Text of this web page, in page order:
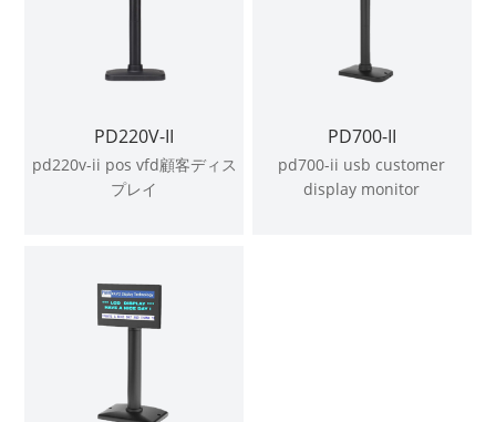
PD220V-II
pd220v-ii pos vfd顧客ディス
プレイ
PD700-II
pd700-ii usb customer
display monitor